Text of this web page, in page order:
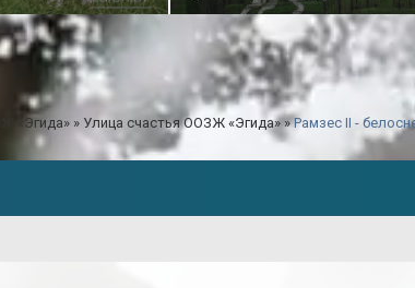
«Эгида» » Улица счастья ООЗЖ «Эгида» » Рамзес II -